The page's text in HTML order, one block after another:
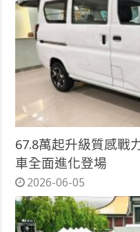
67.8萬起升級質感戰
車全面進化登場
2026-06-05